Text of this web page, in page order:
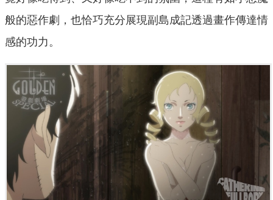
般的惡作劇，也恰巧充分展現副島成記透過畫作傳達情
感的功力。